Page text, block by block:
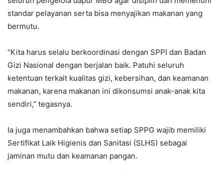
standar pelayanan serta bisa menyajikan makanan yang
bermutu.
“Kita harus selalu berkoordinasi dengan SPPI dan Badan
Gizi Nasional dengan berjalan baik. Patuhi seluruh
ketentuan terkait kualitas gizi, kebersihan, dan keamanan
makanan, karena makanan ini dikonsumsi anak-anak kita
sendiri,” tegasnya.
Ia juga menambahkan bahwa setiap SPPG wajib memiliki
Sertifikat Laik Higienis dan Sanitasi (SLHS) sebagai
jaminan mutu dan keamanan pangan.